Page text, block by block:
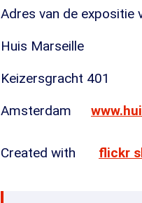
Adres van de expositie
Huis Marseille
Keizersgracht 401
Amsterdam
Created with flickr